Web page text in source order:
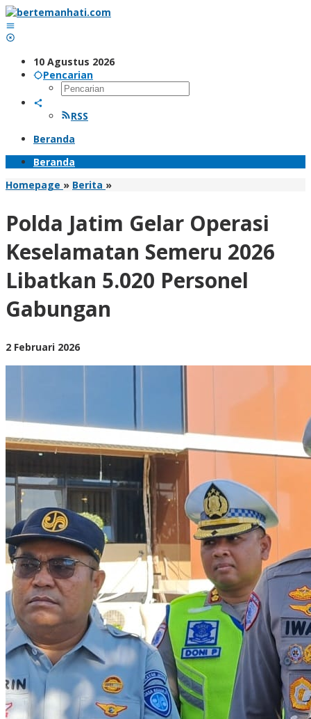
Lewati
ke
konten
10 Agustus 2026
Pencarian
RSS
Beranda
Beranda
Homepage » Berita »Polda
Operasi
Semeru
2026
Libatkan
5.020
Polda Jatim Gelar Operasi
Keselamatan Semeru 2026
Libatkan 5.020 Personel
Gabungan
2 Februari 2026oleh